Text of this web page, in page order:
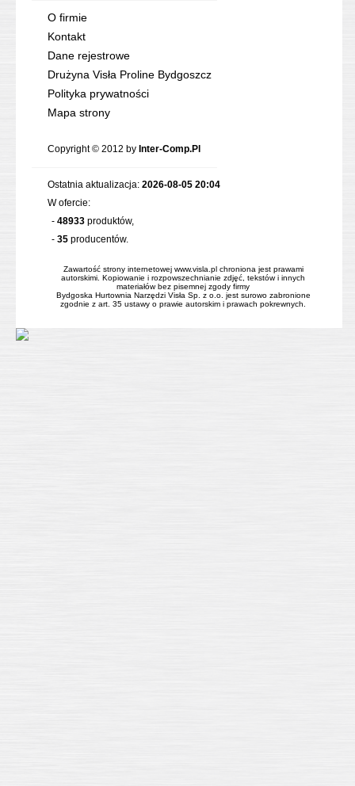
O firmie
Kontakt
Dane rejestrowe
Drużyna Visła Proline Bydgoszcz
Polityka prywatności
Mapa strony
Copyright © 2012 by Inter-Comp.Pl
Ostatnia aktualizacja: 2026-08-05 20:04
W ofercie:
- 48933 produktów,
- 35 producentów.
Zawartość strony internetowej www.visla.pl chroniona jest prawami
autorskimi. Kopiowanie i rozpowszechnianie zdjęć, tekstów i innych
materiałów bez pisemnej zgody firmy
Bydgoska Hurtownia Narzędzi Visła Sp. z o.o. jest surowo zabronione
zgodnie z art. 35 ustawy o prawie autorskim i prawach pokrewnych.